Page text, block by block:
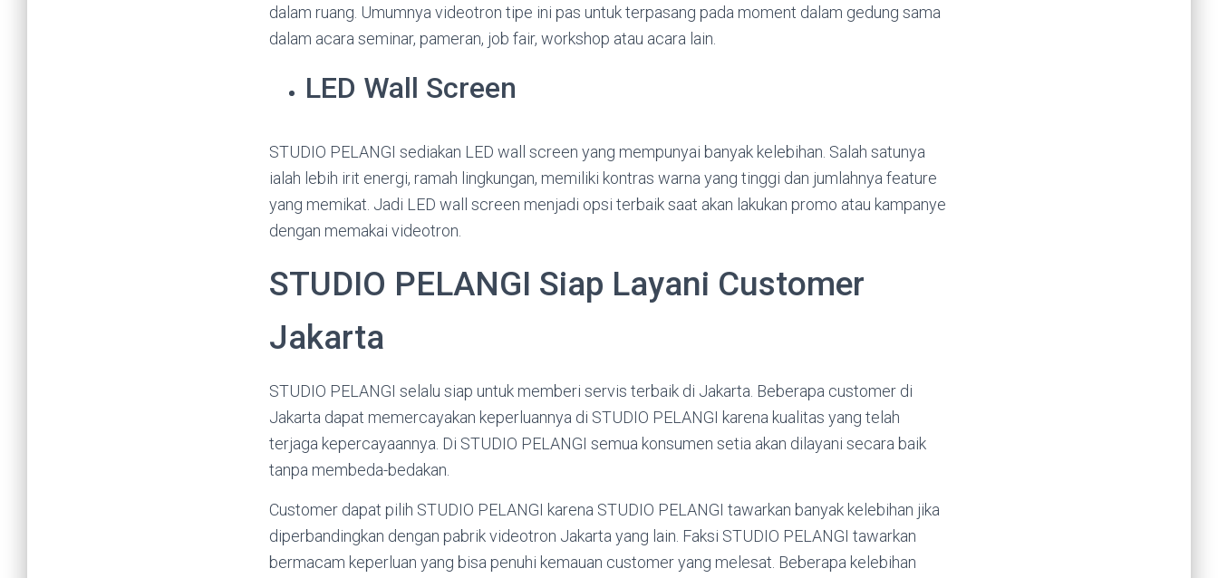
dalam ruang. Umumnya videotron tipe ini pas untuk terpasang pada moment dalam gedung sama
dalam acara seminar, pameran, job fair, workshop atau acara lain.
LED Wall Screen
STUDIO PELANGI sediakan LED wall screen yang mempunyai banyak kelebihan. Salah satunya
ialah lebih irit energi, ramah lingkungan, memiliki kontras warna yang tinggi dan jumlahnya feature
yang memikat. Jadi LED wall screen menjadi opsi terbaik saat akan lakukan promo atau kampanye
dengan memakai videotron.
STUDIO PELANGI Siap Layani Customer
Jakarta
STUDIO PELANGI selalu siap untuk memberi servis terbaik di Jakarta. Beberapa customer di
Jakarta dapat memercayakan keperluannya di STUDIO PELANGI karena kualitas yang telah
terjaga kepercayaannya. Di STUDIO PELANGI semua konsumen setia akan dilayani secara baik
tanpa membeda-bedakan.
Customer dapat pilih STUDIO PELANGI karena STUDIO PELANGI tawarkan banyak kelebihan jika
diperbandingkan dengan pabrik videotron Jakarta yang lain. Faksi STUDIO PELANGI tawarkan
bermacam keperluan yang bisa penuhi kemauan customer yang melesat. Beberapa kelebihan